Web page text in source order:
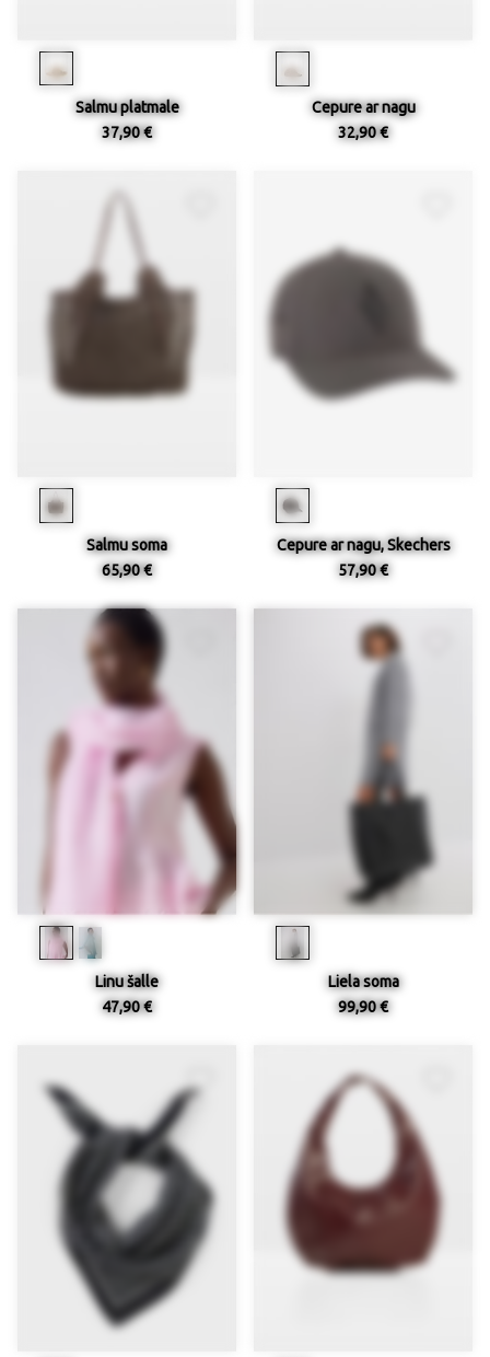
Salmu platmale
37,90 €
Cepure ar nagu
32,90 €
Salmu soma
65,90 €
Cepure ar nagu, Skechers
57,90 €
Linu šalle
47,90 €
Liela soma
99,90 €